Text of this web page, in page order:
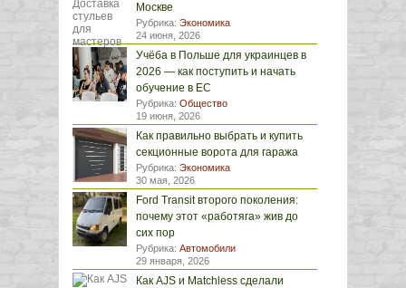
Москве
Рубрика: Экономика
24 июня, 2026
Учёба в Польше для украинцев в
2026 — как поступить и начать
обучение в ЕС
Рубрика: Общество
19 июня, 2026
Как правильно выбрать и купить
секционные ворота для гаража
Рубрика: Экономика
30 мая, 2026
Ford Transit второго поколения:
почему этот «работяга» жив до
сих пор
Рубрика: Автомобили
29 января, 2026
Как AJS и Matchless сделали